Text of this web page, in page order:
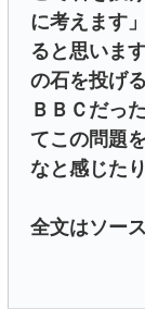
に考えます
ると思いま
の石を投げ
ＢＢＣだっ
てこの問題
なと感じた
全文はソー